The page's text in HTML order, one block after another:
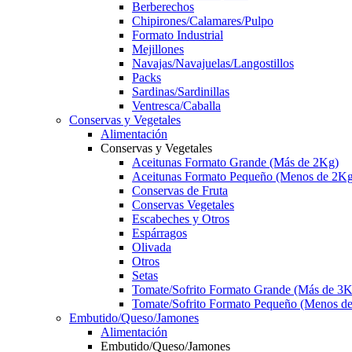
Berberechos
Chipirones/Calamares/Pulpo
Formato Industrial
Mejillones
Navajas/Navajuelas/Langostillos
Packs
Sardinas/Sardinillas
Ventresca/Caballa
Conservas y Vegetales
Alimentación
Conservas y Vegetales
Aceitunas Formato Grande (Más de 2Kg)
Aceitunas Formato Pequeño (Menos de
Conservas de Fruta
Conservas Vegetales
Escabeches y Otros
Espárragos
Olivada
Otros
Setas
Tomate/Sofrito Formato Grande (Más de
Tomate/Sofrito Formato Pequeño (Menos
Embutido/Queso/Jamones
Alimentación
Embutido/Queso/Jamones